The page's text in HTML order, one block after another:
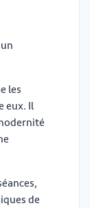
les
eux. Il
de